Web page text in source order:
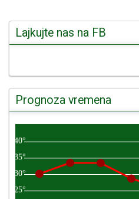
Lajkujte nas na FB
Prognoza vremena